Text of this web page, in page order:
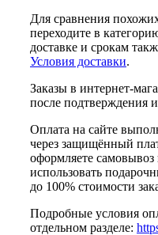
Для сравнения
переходите в
доставке и срокам
Условия доставки.
Заказы в интернет-
после подтверждения
Оплата на сайте
через защищённый
оформляете
использовать
до 100% стоимости
Подробные условия
отдельном разделе: